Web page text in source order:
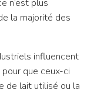
n’est plus
la majorité des
influencent
que ceux-ci
de lait utilisé ou la